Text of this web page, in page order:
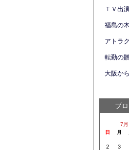
ＴＶ出
福島の木
アトラ
転勤の
大阪か
ブ
7月
日 月
2
3